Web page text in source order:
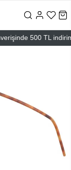
500 TL indirim